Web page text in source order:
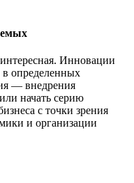
Инновации
определенных
— внедрения
начать серию
с точки зрения
и организации